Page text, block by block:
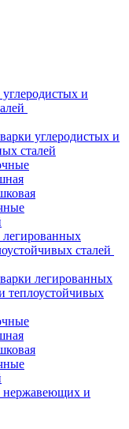
и
углеродистых и
сталей
сталей
легированных
теплоустойчивых
нержавеющих и